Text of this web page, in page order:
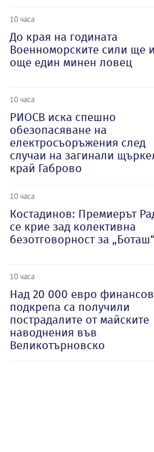
10 часа
До края на годината
Военноморските сили ще
още един минен ловец
10 часа
РИОСВ иска спешно
обезопасяване на
електросъоръжения след
случаи на загинали
край Габрово
10 часа
Костадинов: Премиерът
се крие зад колективна
безотговорност за „Боташ“
10 часа
Над 20 000 евро
подкрепа са получили
пострадалите от майските
наводнения във
Великотърновско